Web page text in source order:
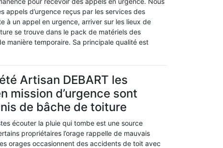
appels d’urgence reçus par les services des
à un appel en urgence, arriver sur les lieux de
se trouve dans le pack de matériels des
manière temporaire. Sa principale qualité est
Artisan DEBART les
mission d’urgence sont
de bâche de toiture
écouter la pluie qui tombe est une source
propriétaires l’orage rappelle de mauvais
orages occasionnent des accidents de toit avec